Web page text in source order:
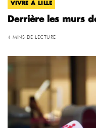
VIVRE À LILLE
Derrière les murs
4 MINS DE LECTURE